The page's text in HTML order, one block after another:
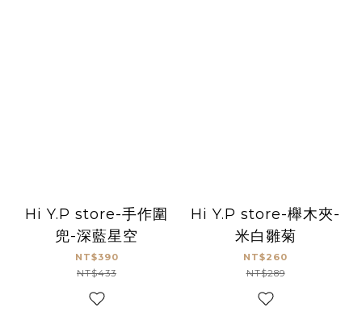
Hi Y.P store-手作圍
兜-深藍星空
NT$390
NT$433
Hi Y.P store-櫸木夾-
米白雛菊
NT$260
NT$289